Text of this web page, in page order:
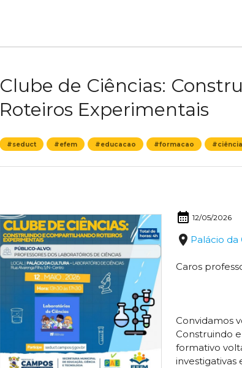
Clube de Ciências:
Roteiros Experimentais
#seduct #efem #educacao #formacao
calendar_month 12/05/2026
place Palácio da
Caros
Convidamos
Construindo
formativo
investigativas